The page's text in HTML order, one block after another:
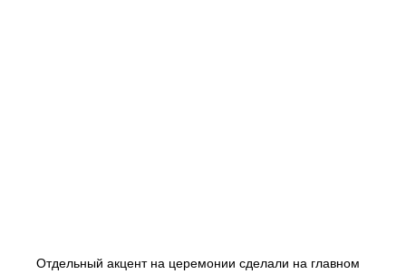
Отдельный акцент на церемонии сделали на главном